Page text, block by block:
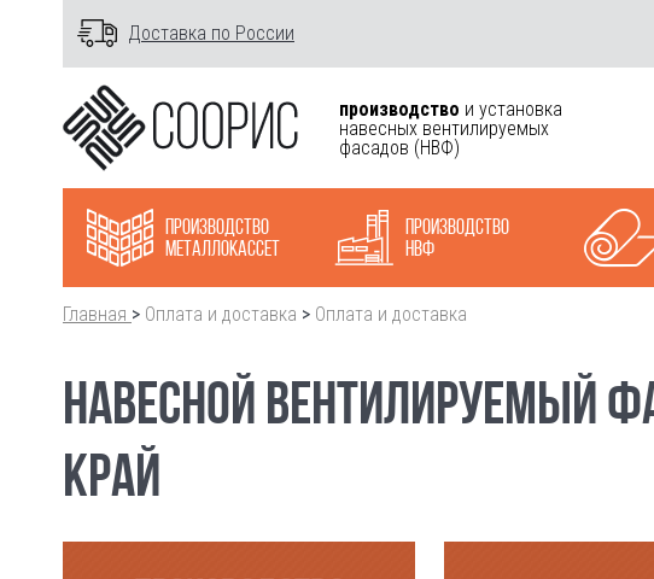
Доставка по России
производство и установка
навесных вентилируемых
фасадов (НВФ)
Производство
металлокасcет
Производство
НВФ
Главная > Оплата и доставка > Оплата и доставка
НАВЕСНОЙ ВЕНТИЛИРУЕМЫЙ
КРАЙ